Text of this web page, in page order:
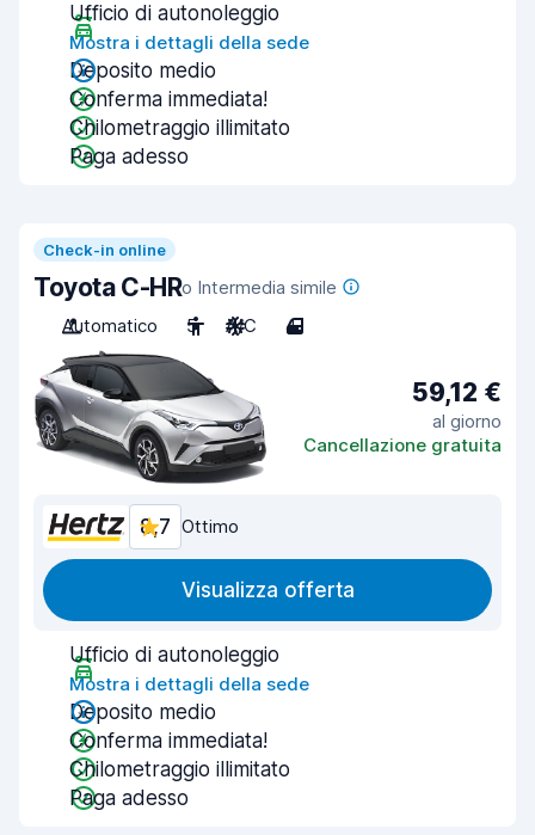
Ufficio di autonoleggio
Mostra i dettagli della sede
Deposito medio
Conferma immediata!
Chilometraggio illimitato
Paga adesso
Check-in online
Toyota C-HRo Intermedia simile
Automatico
5 A/C 4
59,12 €
al giorno
Cancellazione gratuita
8,7 Ottimo
Visualizza offerta
Ufficio di autonoleggio
Mostra i dettagli della sede
Deposito medio
Conferma immediata!
Chilometraggio illimitato
Paga adesso